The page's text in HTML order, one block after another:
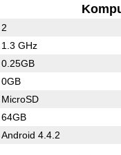
2
1.3 GHz
0.25GB
0GB
MicroSD
64GB
Android 4.4.2